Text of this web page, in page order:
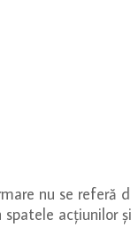
nu se referă
acțiunilor